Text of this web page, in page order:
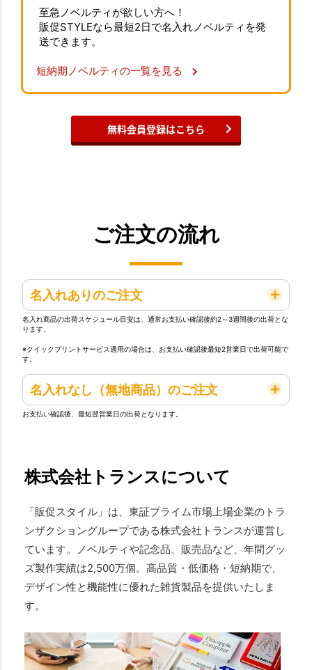
至急ノベルティが欲しい方へ！
販促STYLEなら最短2日で名入れノベルティを発
送できます。
短納期ノベルティの一覧を見る
無料会員登録はこちら
ご注文の流れ
名入れありのご注文
名入れ商品の出荷スケジュール目安は、通常お支払い確認後約2～3週間後の出荷とな
ります。
※クイックプリントサービス適用の場合は、お支払い確認後最短2営業日で出荷可能で
す。
名入れなし（無地商品）のご注文
お支払い確認後、最短翌営業日の出荷となります。
株式会社トランスについて
「販促スタイル」は、東証プライム市場上場企業のトラ
ンザクショングループである株式会社トランスが運営し
ています。ノベルティや記念品、販売品など、年間グッ
ズ製作実績は2,500万個。高品質・低価格・短納期で、
デザイン性と機能性に優れた雑貨製品を提供いたしま
す。